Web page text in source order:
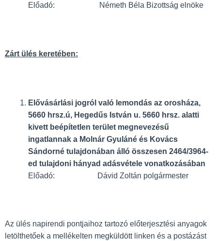
Előadó: Németh Béla Bizottság elnöke
Zárt ülés keretében:
Elővásárlási jogról való lemondás az orosháza,
5660 hrsz.ú, Hegedűs István u. 5660 hrsz. alatti
kivett beépítetlen terület megnevezésű
ingatlannak a Molnár Gyuláné és Kovács
Sándorné tulajdonában álló összesen 2464/3964-
ed tulajdoni hányad adásvétele vonatkozásában
Előadó: Dávid Zoltán polgármester
Az ülés napirendi pontjaihoz tartozó elő­terjesztési anyagok
letölthetőek a mellékelten megküldött linken és a postázást